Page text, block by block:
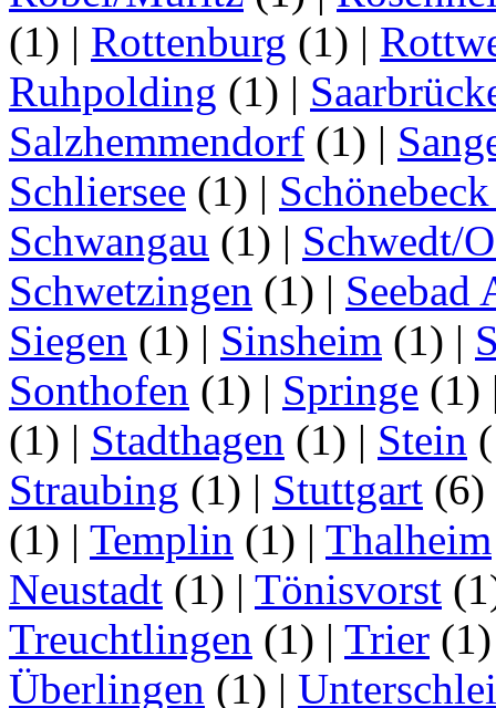
(1) | Rottenburg (1) |
Ruhpolding (1) |
Salzhemmendorf (1) |
Schliersee (1) |
Schwangau (1) | Schwedt/
Schwetzingen (1) | Seebad
Siegen (1) | Sinsheim (1) |
Sonthofen (1) | Springe (1)
(1) | Stadthagen (1) | Stein
Straubing (1) | Stuttgart (6)
(1) | Templin (1) | Thalheim
Neustadt (1) | Tönisvorst
Treuchtlingen (1) | Trier
Überlingen (1) |